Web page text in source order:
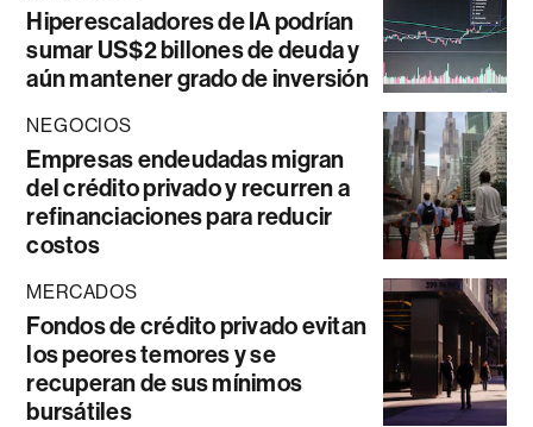
Hiperescaladores de IA podrían
sumar US$2 billones de deuda y
aún mantener grado de inversión
NEGOCIOS
Empresas endeudadas migran
del crédito privado y recurren a
refinanciaciones para reducir
costos
MERCADOS
Fondos de crédito privado evitan
los peores temores y se
recuperan de sus mínimos
bursátiles